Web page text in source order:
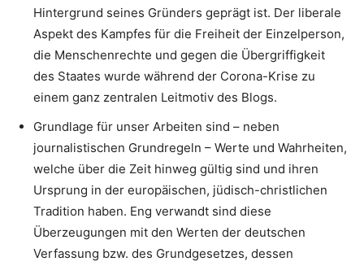
Hintergrund seines Gründers geprägt ist. Der liberale
Aspekt des Kampfes für die Freiheit der Einzelperson,
die Menschenrechte und gegen die Übergriffigkeit
des Staates wurde während der Corona-Krise zu
einem ganz zentralen Leitmotiv des Blogs.
Grundlage für unser Arbeiten sind – neben
journalistischen Grundregeln – Werte und Wahrheiten,
welche über die Zeit hinweg gültig sind und ihren
Ursprung in der europäischen, jüdisch-christlichen
Tradition haben. Eng verwandt sind diese
Überzeugungen mit den Werten der deutschen
Verfassung bzw. des Grundgesetzes, dessen